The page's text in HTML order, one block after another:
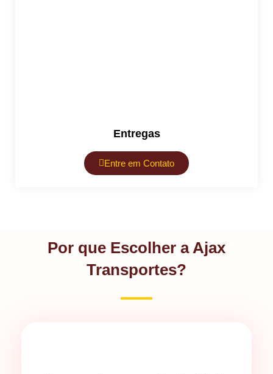
Entregas
Entre em Contato
Por que Escolher a Ajax
Transportes?